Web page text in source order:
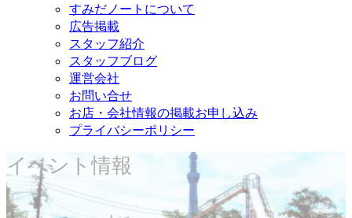
すみだノートについて
広告掲載
スタッフ紹介
スタッフブログ
運営会社
お問い合せ
お店・会社情報の掲載お申し込み
プライバシーポリシー
イベント情報